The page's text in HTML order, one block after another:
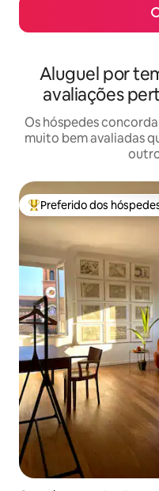
Aluguel por
avaliações
Os hóspedes
muito bem avaliadas
Entre os melhores
Preferido dos